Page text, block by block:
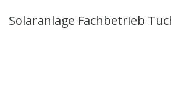
Solaranlage Fachbetrieb